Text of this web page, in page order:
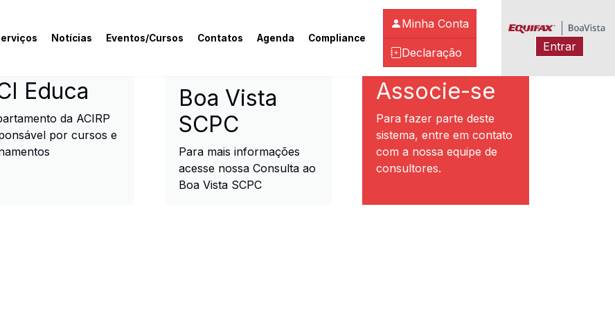
Notícias Eventos/Cursos Contatos Agenda Compliance
Minha Conta
Declaração Entrar
e Industrial de Ribeirão Preto
Educa
da ACIRP
por cursos e
Boa Vista
SCPC
Para mais informações
acesse nossa Consulta ao
Boa Vista SCPC
Associe-se
Para fazer parte deste
sistema, entre em contato
com a nossa equipe de
consultores.